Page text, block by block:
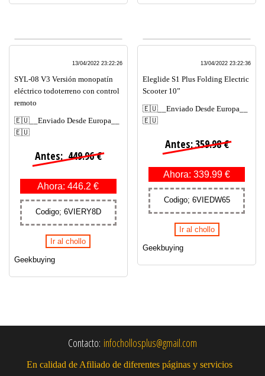
13/04/2022 23:22:26
SYL-08 V3 Versión monopatín
eléctrico todoterreno con control
remoto
🇪🇺__Enviado Desde Europa__
🇪🇺
Antes: 449.96 €
Ahora: 446.2 €
Codigo; 6VIERY8D
Ir al chollo
Geekbuying
13/04/2022 23:22:36
Eleglide S1 Plus Folding Electric
Scooter 10”
🇪🇺__Enviado Desde Europa__
🇪🇺
Antes: 359.98 €
Ahora: 339.99 €
Codigo; 6VIEDW65
Ir al chollo
Geekbuying
Contacto: infochollosplus@gmail.com
En calidad de Afiliado de diferentes páginas y servicios